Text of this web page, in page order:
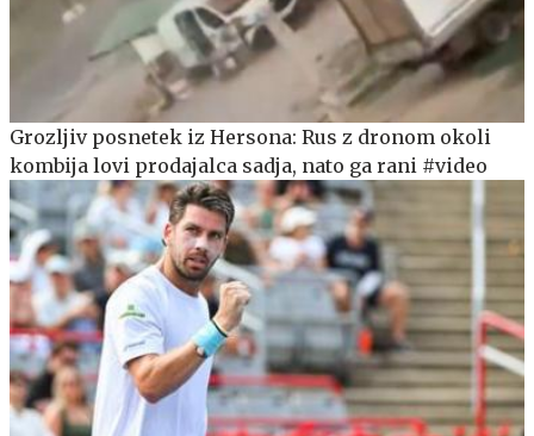
Grozljiv posnetek iz Hersona: Rus z dronom okoli
kombija lovi prodajalca sadja, nato ga rani #video